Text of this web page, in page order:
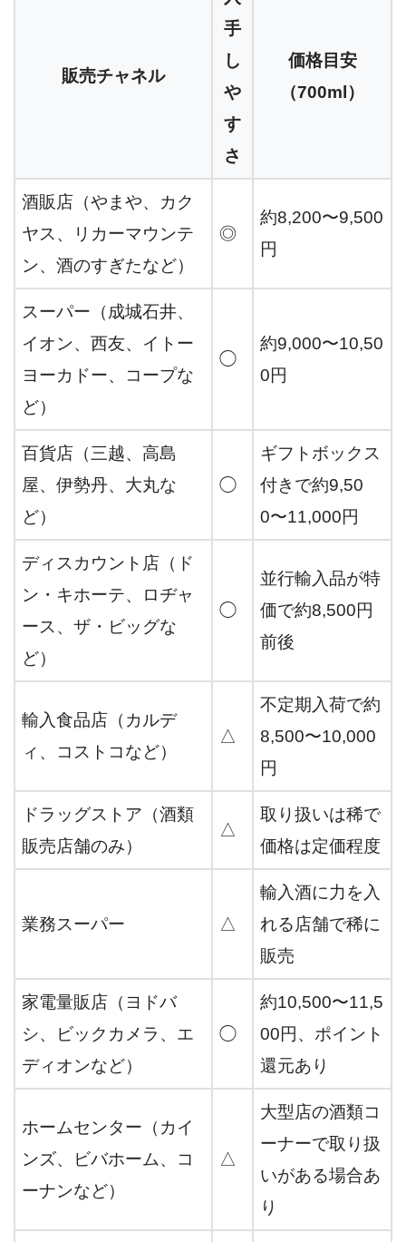
販売チャネル
手
し
や
す
さ
価格目安
（700ml）
酒販店（やまや、カク
ヤス、リカーマウンテ
ン、酒のすぎたなど）
◎
約8,200〜9,500
円
スーパー（成城石井、
イオン、西友、イトー
ヨーカドー、コープな
ど）
◯
約9,000〜10,50
0円
百貨店（三越、高島
屋、伊勢丹、大丸な
ど）
◯
ギフトボックス
付きで約9,50
0〜11,000円
ディスカウント店（ド
ン・キホーテ、ロヂャ
ース、ザ・ビッグな
ど）
◯
並行輸入品が特
価で約8,500円
前後
輸入食品店（カルデ
ィ、コストコなど）
△
不定期入荷で約
8,500〜10,000
円
ドラッグストア（酒類
販売店舗のみ）
△
取り扱いは稀で
価格は定価程度
業務スーパー △
輸入酒に力を入
れる店舗で稀に
販売
家電量販店（ヨドバ
シ、ビックカメラ、エ
ディオンなど）
◯
約10,500〜11,5
00円、ポイント
還元あり
ホームセンター（カイ
ンズ、ビバホーム、コ
ーナンなど）
△
大型店の酒類コ
ーナーで取り扱
いがある場合あ
り